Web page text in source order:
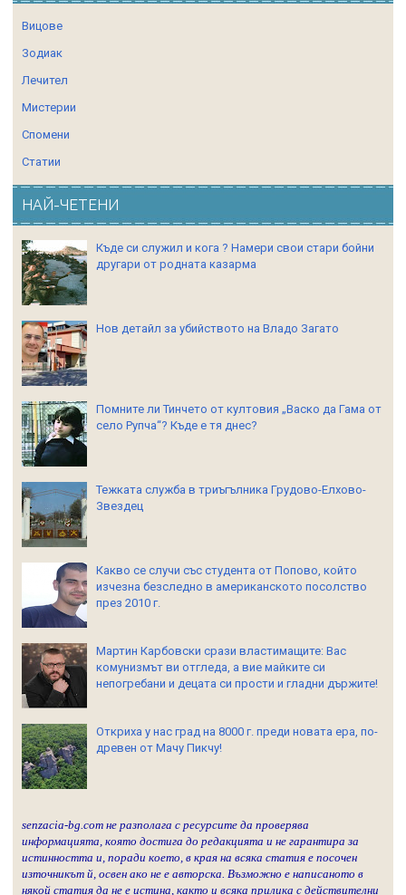
Вицове
Зодиак
Лечител
Мистерии
Спомени
Статии
НАЙ-ЧЕТЕНИ
Къде си служил и кога ? Намери свои стари бойни
другари от родната казарма
Нов детайл за убийството на Владо Загато
Помните ли Тинчето от култовия „Васко да Гама от
село Рупча“? Къде е тя днес?
Тежката служба в триъгълника Грудово-Елхово-
Звездец
Какво се случи със студента от Попово, който
изчезна безследно в американското посолство
през 2010 г.
Мартин Карбовски срази властимащите: Вас
комунизмът ви отгледа, а вие майките си
непогребани и децата си прости и гладни държите!
Откриха у нас град на 8000 г. преди новата ера, по-
древен от Мачу Пикчу!
senzacia-bg.com не разполага с ресурсите да проверява
информацията, която достига до редакцията и не гарантира за
истинността и, поради което, в края на всяка статия е посочен
източникът й, освен ако не е авторска. Възможно е написаното в
някой статия да не е истина, както и всяка прилика с действителни